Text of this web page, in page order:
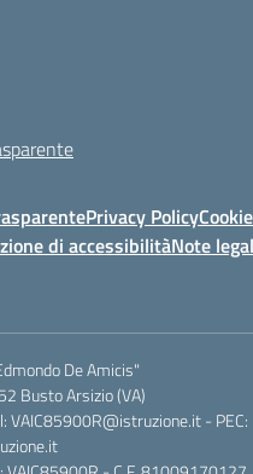
Privacy Policy
di accessibilitàNote
De Amicis"
Busto Arsizio (VA)
- PEC: